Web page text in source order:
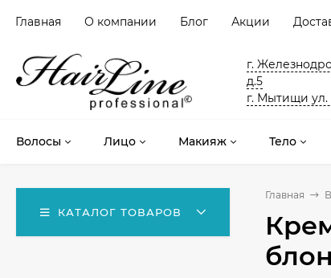
Главная О компании Блог Акции
г.
д.5
г. Мытищи ул.
Волосы Лицо Макияж Тело
КАТАЛОГ ТОВАРОВ
Главная